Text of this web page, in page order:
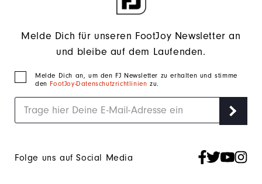
Melde Dich für unseren FootJoy Newsletter an
und bleibe auf dem Laufenden.
Melde Dich an, um den FJ Newsletter zu erhalten und stimme
den FootJoy-Datenschutzrichtlinienzu.
Folge uns auf Social Media